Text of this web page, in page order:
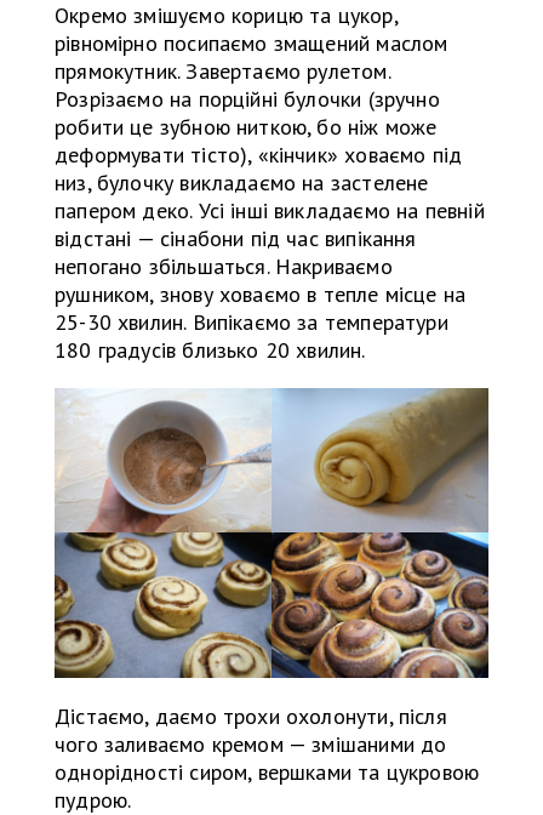
Окремо змішуємо корицю та цукор,
рівномірно посипаємо змащений маслом
прямокутник. Завертаємо рулетом.
Розрізаємо на порційні булочки (зручно
робити це зубною ниткою, бо ніж може
деформувати тісто), «кінчик» ховаємо під
низ, булочку викладаємо на застелене
папером деко. Усі інші викладаємо на певній
відстані — сінабони під час випікання
непогано збільшаться. Накриваємо
рушником, знову ховаємо в тепле місце на
25-30 хвилин. Випікаємо за температури
180 градусів близько 20 хвилин.
Дістаємо, даємо трохи охолонути, після
чого заливаємо кремом — змішаними до
однорідності сиром, вершками та цукровою
пудрою.